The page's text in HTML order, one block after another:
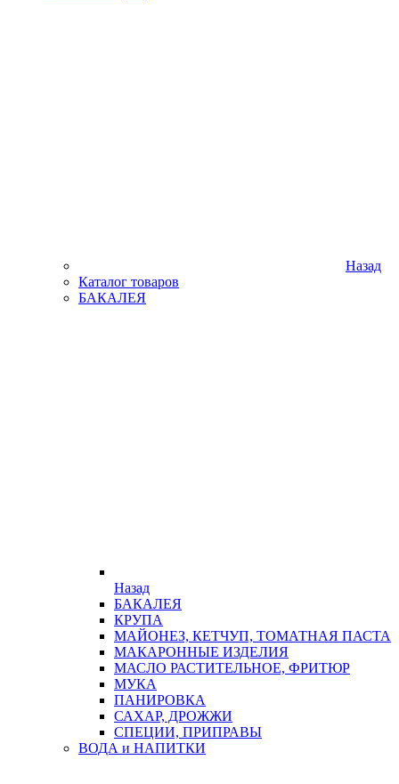
Назад
Каталог товаров
БАКАЛЕЯ
Назад
БАКАЛЕЯ
КРУПА
МАЙОНЕЗ, КЕТЧУП, ТОМАТНАЯ ПАСТА
МАКАРОННЫЕ ИЗДЕЛИЯ
МАСЛО РАСТИТЕЛЬНОЕ, ФРИТЮР
МУКА
ПАНИРОВКА
САХАР, ДРОЖЖИ
СПЕЦИИ, ПРИПРАВЫ
ВОДА и НАПИТКИ